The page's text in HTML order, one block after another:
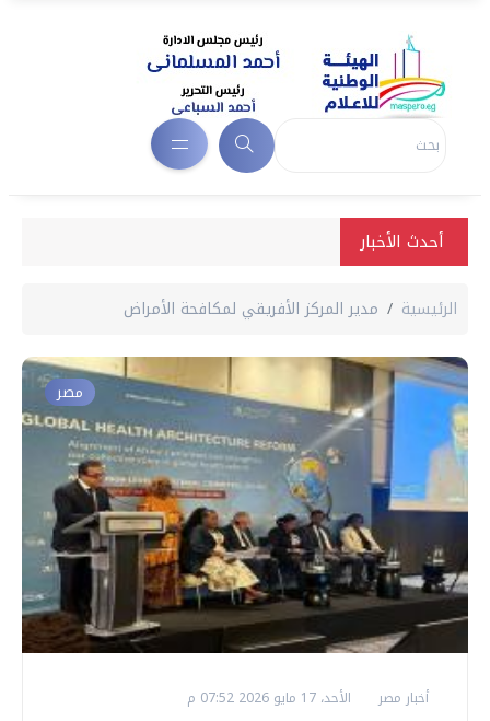
أحدث الأخبار
الرئيسية مدير المركز الأفريقي لمكافحة الأمراض
مصر
أخبار مصر الأحد، 17 مايو 2026 07:52 م